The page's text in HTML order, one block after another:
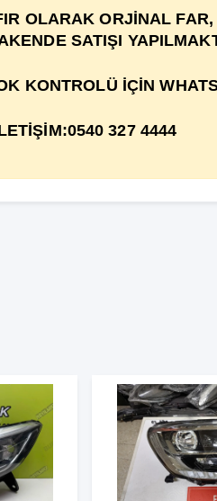
OLARAK ORJİNAL
SATIŞI
KONTROLÜ İÇİN
327 4444